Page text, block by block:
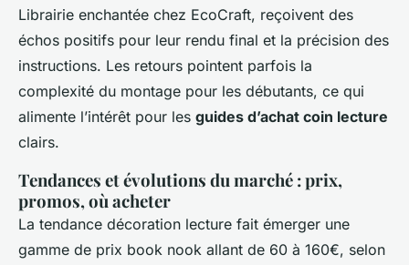
Librairie enchantée chez EcoCraft, reçoivent des
échos positifs pour leur rendu final et la précision des
instructions. Les retours pointent parfois la
complexité du montage pour les débutants, ce qui
alimente l’intérêt pour les guides d’achat coin lecture
clairs.
Tendances et évolutions du marché : prix,
promos, où acheter
La tendance décoration lecture fait émerger une
gamme de prix book nook allant de 60 à 160€, selon